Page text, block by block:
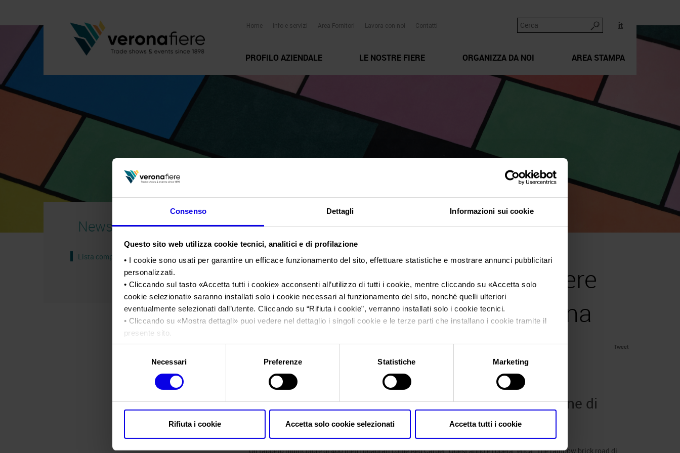
Consenso Dettagli Informazioni sui cookie
Questo sito web utilizza cookie tecnici, analitici e di profilazione
• I cookie sono usati per garantire un efficace funzionamento del sito, effettuare statistiche e mostrare annunci pubblicitari
personalizzati.
• Cliccando sul tasto «Accetta tutti i cookie» acconsenti all’utilizzo di tutti i cookie, mentre cliccando su «Accetta solo
cookie selezionati» saranno installati solo i cookie necessari al funzionamento del sito, nonché quelli ulteriori
eventualmente selezionati dall’utente. Cliccando su “Rifiuta i cookie”, verranno installati solo i cookie tecnici.
• Cliccando su «Mostra dettagli» puoi vedere nel dettaglio i singoli cookie e le terze parti che installano i cookie tramite il
presente sito.
•Clicca quiper visualizzare l'informativa sulla privacy.
Necessari Preferenze Statistiche Marketing
Rifiuta i cookie Accetta solo cookie selezionati Accetta tutti i cookie
it
Home Info e servizi Area Fornitori Lavora con noi Contatti
PROFILO AZIENDALE LE NOSTRE FIERE ORGANIZZA DA NOI AREA STAMPA
News
Lista completa
L’arte protagonista a Veronafiere
con la 19ª edizione di ArtVerona
Tweet
Posts Tagged:
federicobricolo
L’arte protagonista a Veronafiere con la 19ª edizione di
ArtVerona
PostedOttobre 11th, 2024byUfficio Stampa Veronafiere&filed underNews.
Un tappeto multicolore di 400 metri quadrati come Red Carpet. Quest’anno è l’opera “etica” The rainbow brick road di